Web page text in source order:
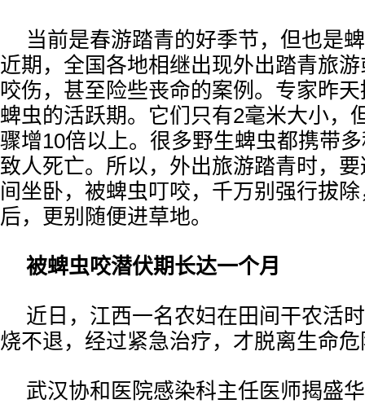
当前是春游踏青的好季节，但也是
近期，全国各地相继出现外出踏青旅
咬伤，甚至险些丧命的案例。专家昨
蜱虫的活跃期。它们只有2毫米大小，
骤增10倍以上。很多野生蜱虫都携带
致人死亡。所以，外出旅游踏青时，
间坐卧，被蜱虫叮咬，千万别强行拔
后，更别随便进草地。
被蜱虫咬潜伏期长达一个月
近日，江西一名农妇在田间干农活
烧不退，经过紧急治疗，才脱离生命
武汉协和医院感染科主任医师揭盛